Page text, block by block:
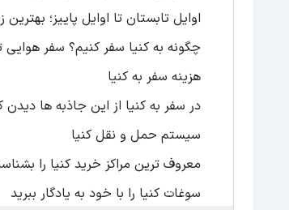
اوایل تابستان تا اوایل پاییز؛
چگونه به کنیا سفر کنیم؟ سفر
هزینه سفر به کنیا
در سفر به کنیا از این جاذبه ها دیدن
سیستم حمل و نقل کنیا
معروف ترین مراکز خرید کنیا را
سوغات کنیا را با خود به یادگار ببرید